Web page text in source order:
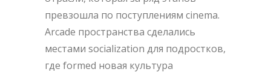
превзошла по поступлениям cinema.
Arcade пространства сделались
местами socialization для подростков,
где formed новая культура